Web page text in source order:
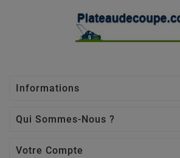
Informations
Qui Sommes-Nous ?
Votre Compte